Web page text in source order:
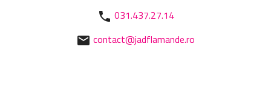
phone 031.437.27.14
mail contact@jadflamande.ro